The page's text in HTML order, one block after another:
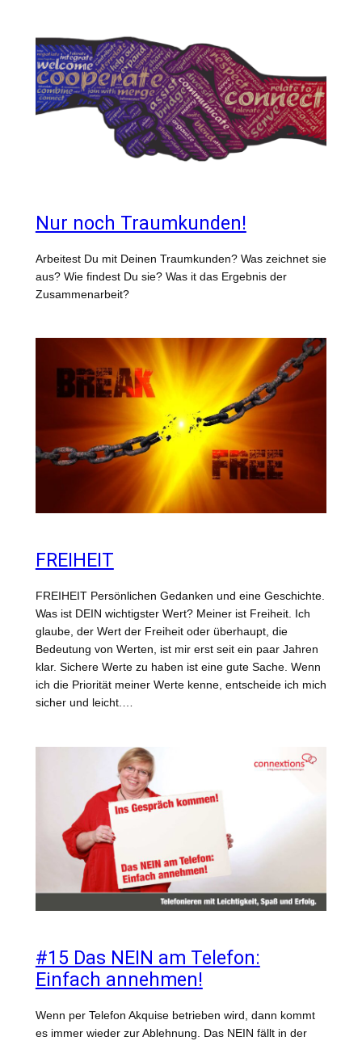
Nur noch Traumkunden!
Arbeitest Du mit Deinen Traumkunden? Was zeichnet sie
aus? Wie findest Du sie? Was it das Ergebnis der
Zusammenarbeit?
FREIHEIT
FREIHEIT Persönlichen Gedanken und eine Geschichte.
Was ist DEIN wichtigster Wert? Meiner ist Freiheit. Ich
glaube, der Wert der Freiheit oder überhaupt, die
Bedeutung von Werten, ist mir erst seit ein paar Jahren
klar. Sichere Werte zu haben ist eine gute Sache. Wenn
ich die Priorität meiner Werte kenne, entscheide ich mich
sicher und leicht.…
#15 Das NEIN am Telefon:
Einfach annehmen!
Wenn per Telefon Akquise betrieben wird, dann kommt
es immer wieder zur Ablehnung. Das NEIN fällt in der